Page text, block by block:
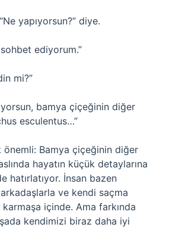
yapıyorsun?” diye.
ediyorum.”
mi?”
bamya çiçeğinin diğer
esculentus…”
önemli: Bamya çiçeğinin diğer
hayatın küçük detaylarına
hatırlatıyor. İnsan bazen
ve kendi saçma
içinde. Ama farkında
kendimizi biraz daha iyi